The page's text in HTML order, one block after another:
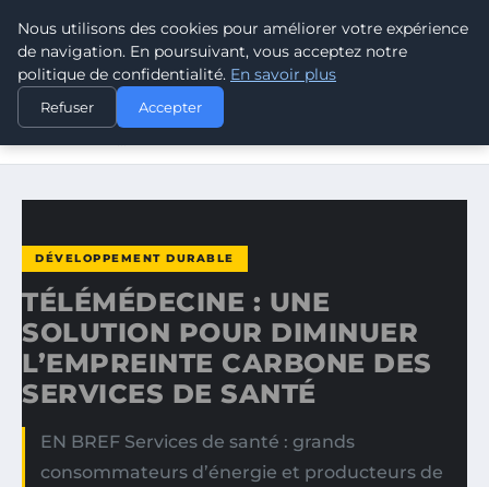
CLIMATE GUARDIAN
ACCUEIL
DÉVELOPPEMENT DURABLE
TÉLÉMÉDECINE : UNE SOLUTION POUR DIMINUER
DÉVELOPPEMENT DURABLE
TÉLÉMÉDECINE : UNE
SOLUTION POUR DIMINUER
L’EMPREINTE CARBONE DES
SERVICES DE SANTÉ
EN BREF Services de santé : grands
consommateurs d’énergie et producteurs de
Nous utilisons des cookies pour améliorer votre expérience
de navigation. En poursuivant, vous acceptez notre
politique de confidentialité. En savoir plus
Refuser Accepter